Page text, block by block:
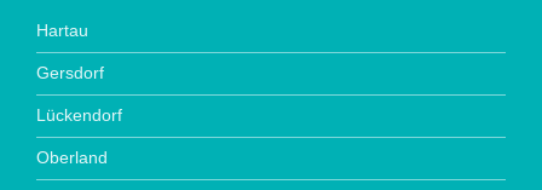
Hartau
Gersdorf
Lückendorf
Oberland